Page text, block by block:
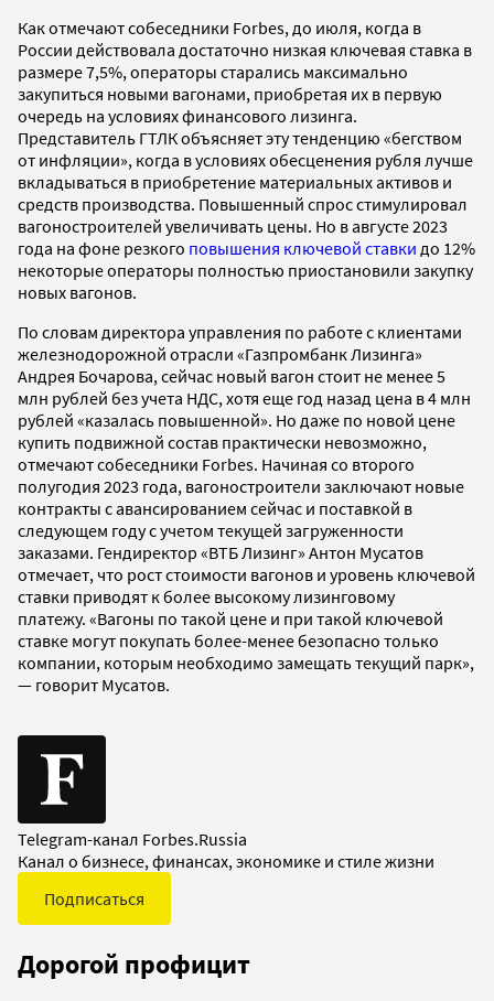
Как отмечают собеседники Forbes, до июля, когда в
России действовала достаточно низкая ключевая ставка в
размере 7,5%, операторы старались максимально
закупиться новыми вагонами, приобретая их в первую
очередь на условиях финансового лизинга.
Представитель ГТЛК объясняет эту тенденцию «бегством
от инфляции», когда в условиях обесценения рубля лучше
вкладываться в приобретение материальных активов и
средств производства. Повышенный спрос стимулировал
вагоностроителей увеличивать цены. Но в августе 2023
года на фоне резкого повышения ключевой ставки до 12%
некоторые операторы полностью приостановили закупку
новых вагонов.
По словам директора управления по работе с клиентами
железнодорожной отрасли «Газпромбанк Лизинга»
Андрея Бочарова, сейчас новый вагон стоит не менее 5
млн рублей без учета НДС, хотя еще год назад цена в 4 млн
рублей «казалась повышенной». Но даже по новой цене
купить подвижной состав практически невозможно,
отмечают собеседники Forbes. Начиная со второго
полугодия 2023 года, вагоностроители заключают новые
контракты с авансированием сейчас и поставкой в
следующем году с учетом текущей загруженности
заказами. Гендиректор «ВТБ Лизинг» Антон Мусатов
отмечает, что рост стоимости вагонов и уровень ключевой
ставки приводят к более высокому лизинговому
платежу. «Вагоны по такой цене и при такой ключевой
ставке могут покупать более-менее безопасно только
компании, которым необходимо замещать текущий парк»,
— говорит Мусатов.
Telegram-канал Forbes.Russia
Канал о бизнесе, финансах, экономике и стиле жизни
Подписаться
Дорогой профицит